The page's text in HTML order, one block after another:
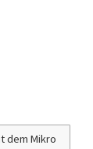
dem Mikro